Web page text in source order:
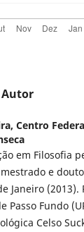
Centro
em Filosofia
mestrado e
Janeiro
Passo Fundo
Celso